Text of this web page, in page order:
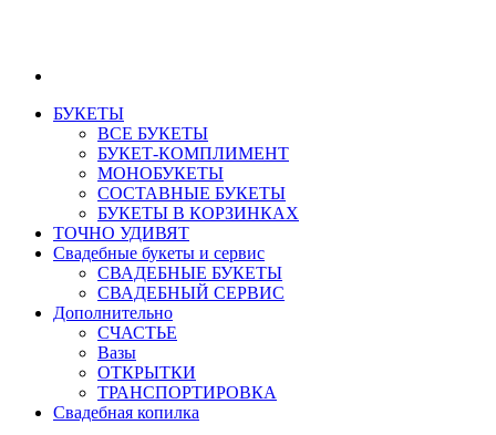
БУКЕТЫ
ВСЕ БУКЕТЫ
БУКЕТ-КОМПЛИМЕНТ
МОНОБУКЕТЫ
СОСТАВНЫЕ БУКЕТЫ
БУКЕТЫ В КОРЗИНКАХ
ТОЧНО УДИВЯТ
Свадебные букеты и сервис
СВАДЕБНЫЕ БУКЕТЫ
СВАДЕБНЫЙ СЕРВИС
Дополнительно
СЧАСТЬЕ
Вазы
ОТКРЫТКИ
ТРАНСПОРТИРОВКА
Свадебная копилка